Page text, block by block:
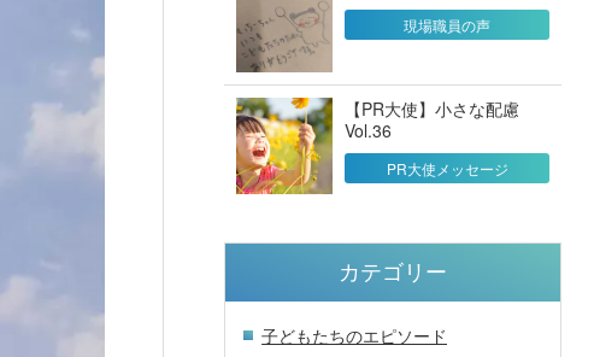
現場職員の声
【PR大使】小さな配慮
Vol.36
PR大使メッセージ
カテゴリー
子どもたちのエピソード